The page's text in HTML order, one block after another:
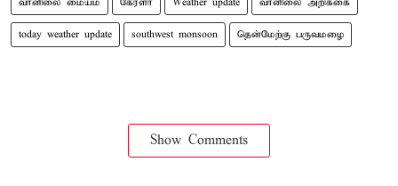
today weather update southwest monsoon தென்மேற்கு பருவமழை
Show Comments